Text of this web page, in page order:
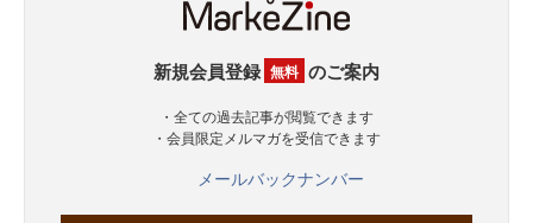
新規会員登録 無料 のご案内
・全ての過去記事が閲覧できます
・会員限定メルマガを受信できます
メールバックナンバー